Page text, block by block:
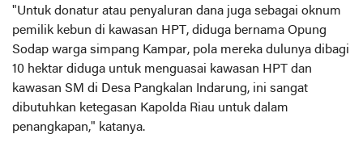
"Untuk donatur atau penyaluran dana juga sebagai oknum
pemilik kebun di kawasan HPT, diduga bernama Opung
Sodap warga simpang Kampar, pola mereka dulunya dibagi
10 hektar diduga untuk menguasai kawasan HPT dan
kawasan SM di Desa Pangkalan Indarung, ini sangat
dibutuhkan ketegasan Kapolda Riau untuk dalam
penangkapan," katanya.